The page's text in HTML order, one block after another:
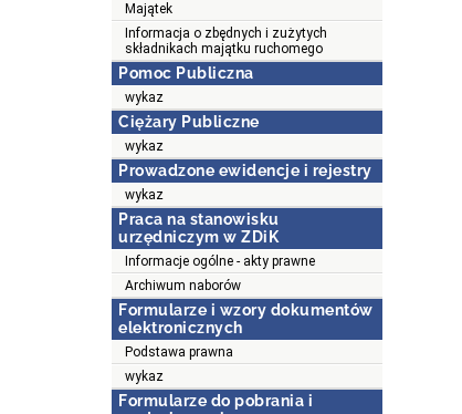
Majątek
Informacja o zbędnych i zużytych
składnikach majątku ruchomego
Pomoc Publiczna
wykaz
Ciężary Publiczne
wykaz
Prowadzone ewidencje i rejestry
wykaz
Praca na stanowisku
urzędniczym w ZDiK
Informacje ogólne - akty prawne
Archiwum naborów
Formularze i wzory dokumentów
elektronicznych
Podstawa prawna
wykaz
Formularze do pobrania i